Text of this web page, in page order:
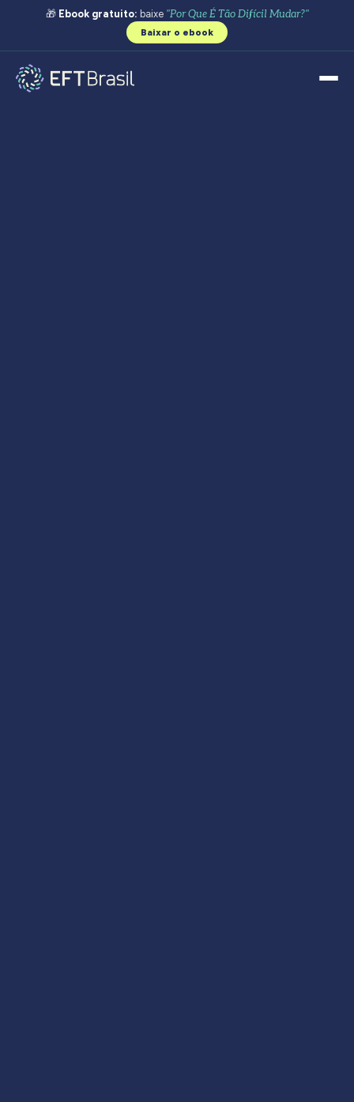
🎁 Ebook gratuito: baixe "Por Que É Tão Difícil Mudar?"
Baixar o ebook